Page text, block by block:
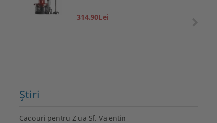
314.90Lei
Ştiri
Cadouri pentru Ziua Sf. Valentin